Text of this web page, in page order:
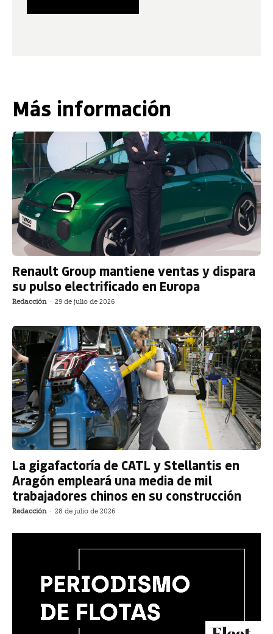
Más información
Renault Group mantiene ventas y dispara
su pulso electrificado en Europa
Redacción - 29 de julio de 2026
La gigafactoría de CATL y Stellantis en
Aragón empleará una media de mil
trabajadores chinos en su construcción
Redacción - 28 de julio de 2026